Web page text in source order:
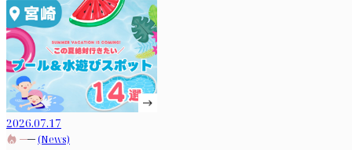
2026.07.17
(News)